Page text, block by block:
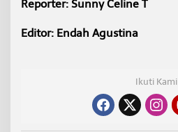
Reporter: Sunny Celine T
Editor: Endah Agustina
Ikuti Kami